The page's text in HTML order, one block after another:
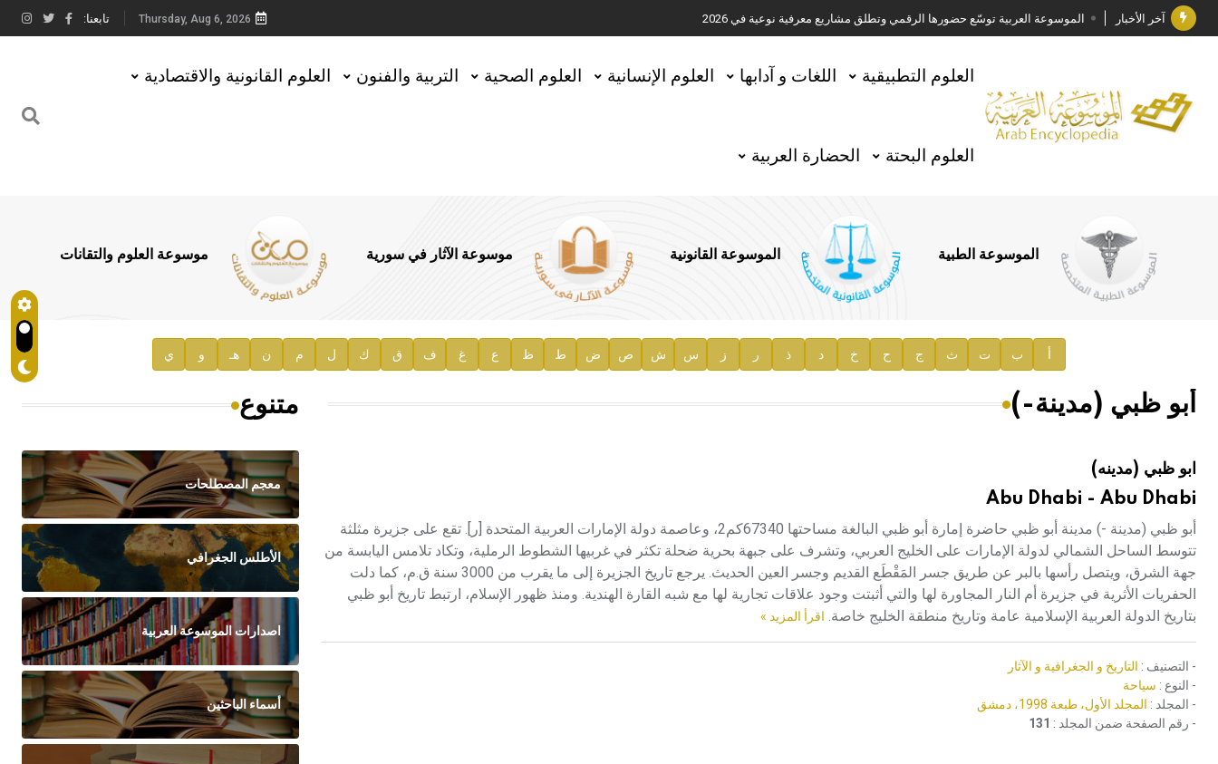
آخر الأخبار الموسوعة العربية توسّع حضورها الرقمي وتطلق مشاريع معرفية نوعية في 2026
جائزة مجمع الملك سلمان العالمي للغة العربية 2025
الأستاذ إياد خالد الطباع مدير عام لهيئة الموسوعة العربية
السيد محمد ياسين صالح وزيرا للثقافة
توصيات مجلس الإدارة
صدور المجلد السابع من موسوعة الآثار في سورية
إعلان..
هيئة الموسوعة العربية تطلق موسوعات جديدة في عام 2026
Thursday, Aug 6, 2026 تابعنا:
العلوم التطبيقية اللغات و آدابها العلوم الإنسانية العلوم الصحية التربية والفنون العلوم القانونية والاقتصادية
العلوم البحتة الحضارة العربية
الموسوعة الطبية الموسوعة القانونية موسوعة الآثار في سورية موسوعة العلوم والتقانات
أ ب ت ث ج ح خ د ذ ر ز س ش ص ض ط ظ ع غ ف ق ك ل م ن هـ و ي
أبو ظبي (مدينة-)
ابو ظبي (مدينه)
Abu Dhabi - Abu Dhabi
أبو ظبي (مدينة -) مدينة أبو ظبي حاضرة إمارة أبو ظبي البالغة مساحتها 67340كم2، وعاصمة دولة الإمارات العربية المتحدة [ر]. تقع على جزيرة مثلثة
تتوسط الساحل الشمالي لدولة الإمارات على الخليج العربي، وتشرف على جبهة بحرية ضحلة تكثر في غربيها الشطوط الرملية، وتكاد تلامس اليابسة من
جهة الشرق، ويتصل رأسها بالبر عن طريق جسر المَقْطَع القديم وجسر العين الحديث. يرجع تاريخ الجزيرة إلى ما يقرب من 3000 سنة ق.م، كما دلت
الحفريات الأثرية في جزيرة أم النار المجاورة لها والتي أثبتت وجود علاقات تجارية لها مع شبه القارة الهندية. ومنذ ظهور الإسلام، ارتبط تاريخ أبو ظبي
بتاريخ الدولة العربية الإسلامية عامة وتاريخ منطقة الخليج خاصة. اقرأ المزيد »
- التصنيف : التاريخ و الجغرافية و الآثار
- النوع : سياحة
- المجلد : المجلد الأول، طبعة 1998، دمشق
- رقم الصفحة ضمن المجلد : 131
متنوع
معجم المصطلحات
الأطلس الجغرافي
اصدارات الموسوعة العربية
أسماء الباحثين